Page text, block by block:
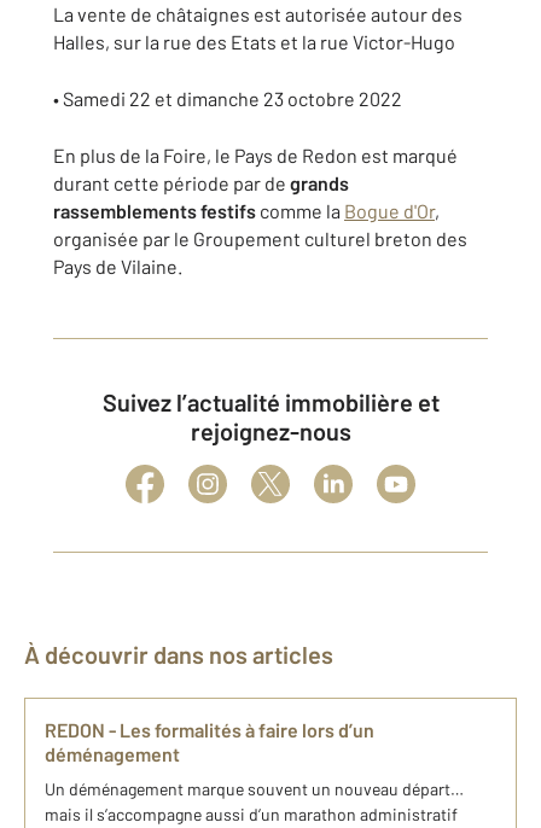
La vente de châtaignes est autorisée autour des
Halles, sur la rue des Etats et la rue Victor-Hugo
• Samedi 22 et dimanche 23 octobre 2022
En plus de la Foire, le Pays de Redon est marqué
durant cette période par de grands
rassemblements festifs comme la Bogue d'Or,
organisée par le Groupement culturel breton des
Pays de Vilaine.
Suivez l’actualité immobilière et
rejoignez-nous
À découvrir dans nos articles
REDON - Les formalités à faire lors d’un
déménagement
Un déménagement marque souvent un nouveau départ…
mais il s’accompagne aussi d’un marathon administratif